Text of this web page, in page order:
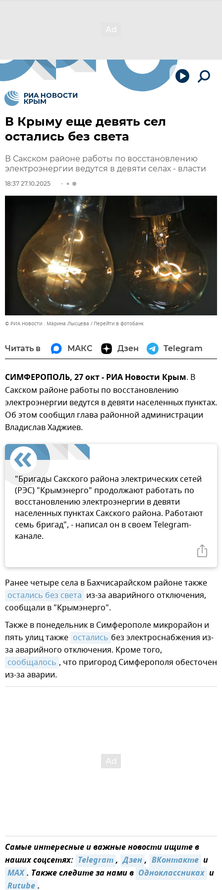
В Крыму еще девять сел
остались без света
В Сакском районе работы по восстановлению
электроэнергии ведутся в девяти селах - власти
18:37 27.10.2025
© РИА Новости . Марина Лысцева Перейти в фотобанк
Читать в МАКС Дзен Telegram
СИМФЕРОПОЛЬ, 27 окт - РИА Новости Крым. В
Сакском районе работы по восстановлению
электроэнергии ведутся в девяти населенных пунктах.
Об этом сообщил глава районной администрации
Владислав Хаджиев.
"Бригады Сакского района электрических сетей
(РЭС) "Крымэнерго" продолжают работать по
восстановлению электроэнергии в девяти
населенных пунктах Сакского района. Работают
семь бригад", - написал он в своем Telegram-
канале.
Ранее четыре села в Бахчисарайском районе также
остались без света из-за аварийного отключения,
сообщали в "Крымэнерго".
Также в понедельник в Симферополе микрорайон и
пять улиц также остались без электроснабжения из-
за аварийного отключения. Кроме того,
сообщалось , что пригород Симферополя обесточен
из-за аварии.
Самые интересные и важные новости ищите в
наших соцсетях: Telegram, Дзен, ВКонтакте и
MAX. Также следите за нами в Одноклассниках и
Rutube.